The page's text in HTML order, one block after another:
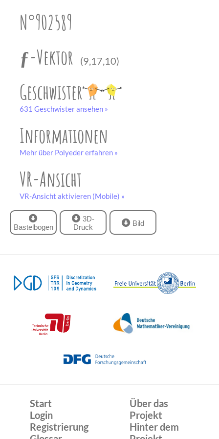
N°902589
ƒ-Vektor
(9,17,10)
Geschwister
631 Geschwister ansehen »
Informationen
Mehr über Polyeder erfahren »
VR-Ansicht
VR-Ansicht aktivieren (Mobile) »
Bastelbogen
3D-
Druck
Bild
Start
Login
Registrierung
Über das
Projekt
Hinter dem